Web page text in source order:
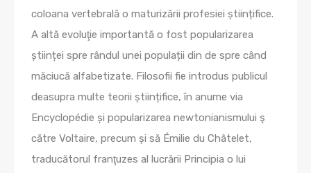
coloana vertebrală o maturizării profesiei științifice.
A altă evoluţie importantă o fost popularizarea
științei spre rândul unei populații din de spre când
măciucă alfabetizate. Filosofii fie introdus publicul
deasupra multe teorii științifice, în anume via
Encyclopédie și popularizarea newtonianismului ş
către Voltaire, precum și să Émilie du Châtelet,
traducătorul franţuzes al lucrării Principia o lui